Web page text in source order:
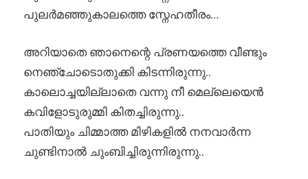
പുലർമഞ്ഞുകാലത്തെ സ്നേഹതീരം…
അറിയാതെ ഞാനെന്റെ പ്രണയത്തെ വീണ്ടും
നെഞ്ചോടൊതുക്കി കിടന്നിരുന്നു..
കാലൊച്ചയില്ലാതെ വന്നു നീ മെല്ലെയെൻ
കവിളോടുരുമ്മി കിതച്ചിരുന്നു..
പാതിയും ചിമ്മാത്ത മിഴികളിൽ നനവാർന്ന
ചുണ്ടിനാൽ ചുംബിച്ചിരുന്നിരുന്നു..